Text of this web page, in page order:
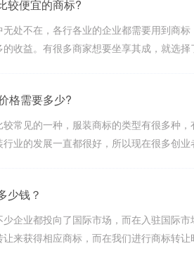
较便宜的商标?
不在，各行各业的企业都需要用到商标
收益。有很多商家想要坐享其成，就选
格需要多少?
常见的一种，服装商标的类型有很多种
业的发展一直都很好，所以现在很多创
少钱？
企业都投向了国际市场，而在入驻国际
来获得相应商标，而在我们进行商标转